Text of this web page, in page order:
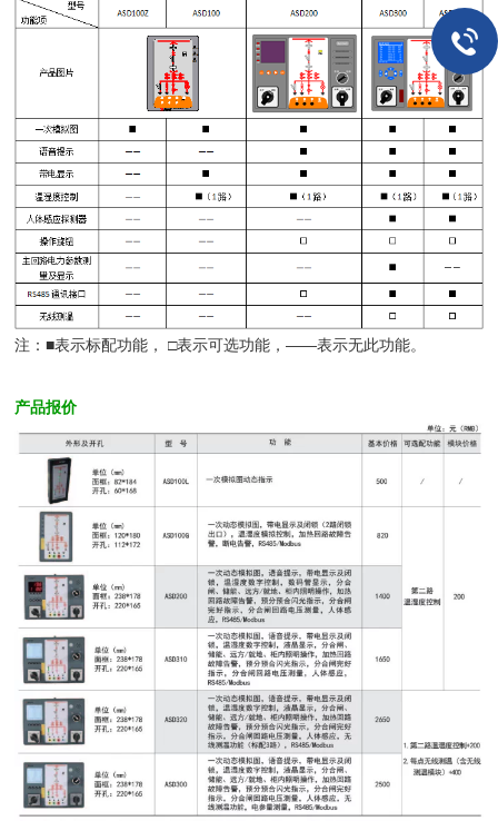
注：■表示标配功能， □表示可选功能，——表示无此功能。
产品报价